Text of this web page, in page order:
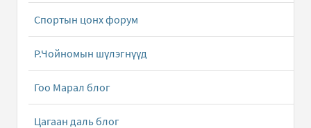
Даалууны гуншинбичлэгт
Спортын цонх форум
Р.Чойномын шүлэгнүүд
Гоо Марал блог
Цагаан даль блог